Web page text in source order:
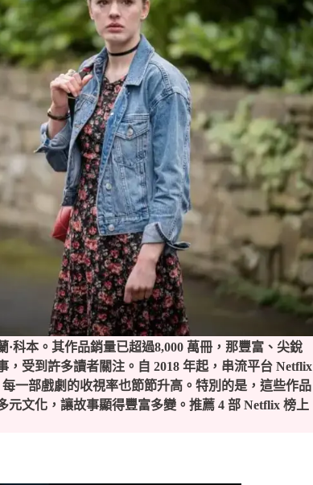
本。其作品銷量已超過8,000 萬冊，那豐富、尖銳
，受到許多讀者關注。 自 2018 年起，串流平台 Netflix
一部戲劇的收視率也節節升高。特別的是，這些作品
文化，讓故事顯得豐富多變。推薦 4 部 Netflix 榜上